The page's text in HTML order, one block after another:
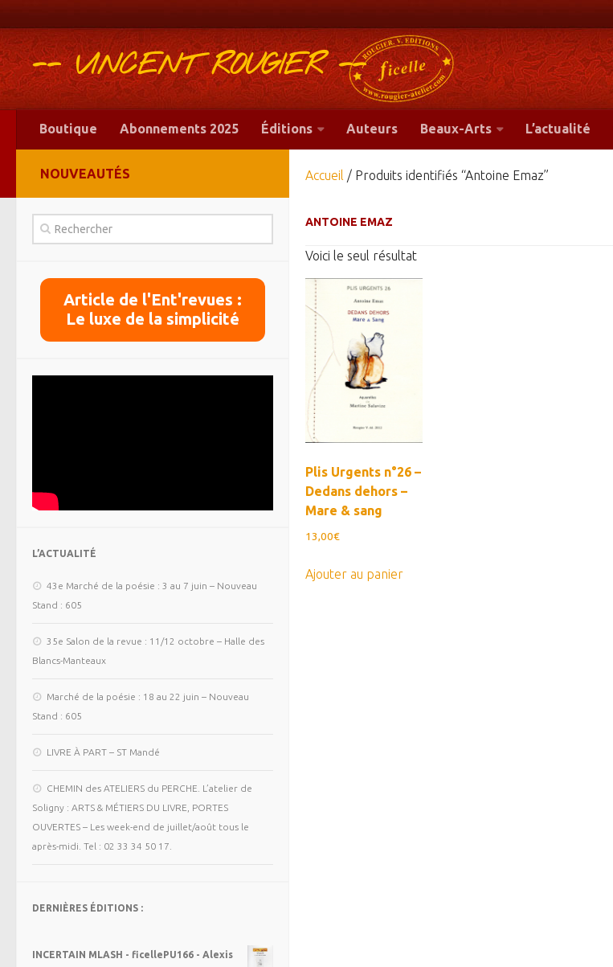
-- VINCENT ROUGIER --
Boutique Abonnements 2025 Éditions Auteurs Beaux-Arts L’actualité
Accueil / Produits identifiés “Antoine Emaz”
ANTOINE EMAZ
Voici le seul résultat
Plis Urgents n°26 –
Dedans dehors –
Mare & sang
13,00€
Ajouter au panier
NOUVEAUTÉS
Article de l'Ent'revues :
Le luxe de la simplicité
L’ACTUALITÉ
43e Marché de la poésie : 3 au 7 juin – Nouveau
Stand : 605
35e Salon de la revue : 11/12 octobre – Halle des
Blancs-Manteaux
Marché de la poésie : 18 au 22 juin – Nouveau
Stand : 605
LIVRE À PART – ST Mandé
CHEMIN des ATELIERS du PERCHE. L’atelier de
Soligny : ARTS & MÉTIERS DU LIVRE, PORTES
OUVERTES – Les week-end de juillet/août tous le
après-midi. Tel : 02 33 34 50 17.
DERNIÈRES ÉDITIONS :
INCERTAIN MLASH - ficellePU166 - Alexis